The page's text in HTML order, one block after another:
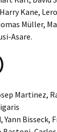
Kane,
Müller,
Asare.
Martinez,
Bisseck,